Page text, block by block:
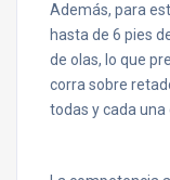
Además, para
hasta de 6 pies
de olas, lo que
corra sobre
todas y cada una